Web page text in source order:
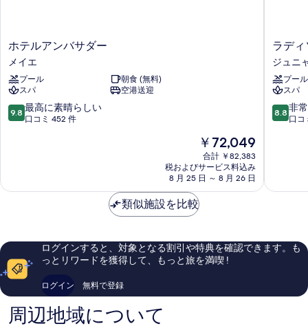
るホ
テ
ル
ア
ン
バ
サ
ホテルアンバサダー
メイエ
プール
朝食 (無料)
スパ
空港送迎
10
段
に
し
口
コ
452
件
9.8 最高に素晴らしい
口コミ 452 件
現
在
の
料
金
は
￥72,049
￥72,049
合計 ￥82,383
税およびサービス料込み
8 月 25 日 ～ 8 月 26 日
ラ
デ
ィ
ソ
ン
ブ
ル
ス
リ
ト
ラデ
ジュニ
プール
スパ
10
段
に
コ
ミ
8.8 非
口コ
類似施設を比較
ログインすると、対象となる割引や特典を確認できます。も
っとリワードを獲得して、もっと旅を満喫 !
ログイン 無料で登録
周辺地域について